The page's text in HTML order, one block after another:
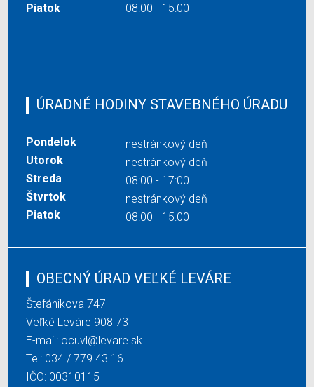
Piatok
08:00 - 15:00
ÚRADNÉ HODINY STAVEBNÉHO ÚRADU
Pondelok
nestránkový deň
Utorok
nestránkový deň
Streda
08:00 - 17:00
Štvrtok
nestránkový deň
Piatok
08:00 - 15:00
OBECNÝ ÚRAD VEĽKÉ LEVÁRE
Štefánikova 747
Veľké Leváre 908 73
E-mail: ocuvl@levare.sk
Tel: 034 / 779 43 16
IČO: 00310115